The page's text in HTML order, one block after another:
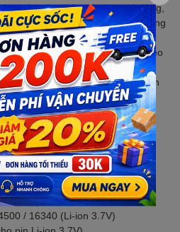
chức năng bảo vệ như quá dòng,
vệ pin và nâng cao tuổi thọ trong
sạc giúp người dùng dễ dàng theo
đã sạc đầy.
theo, phù hợp để sạc pin cho đèn
đồ chơi, camera, thiết bị DIY và
ion.
Li-ion 3.7V
bản)
/ 16340 (Li-ion 3.7V)